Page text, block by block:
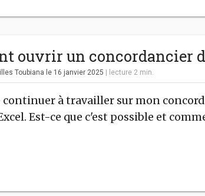
ouvrir un concordancier
Toubiana le 16 janvier 2025 | lecture 2 min.
continuer à travailler sur mon
Est-ce que c'est possible et